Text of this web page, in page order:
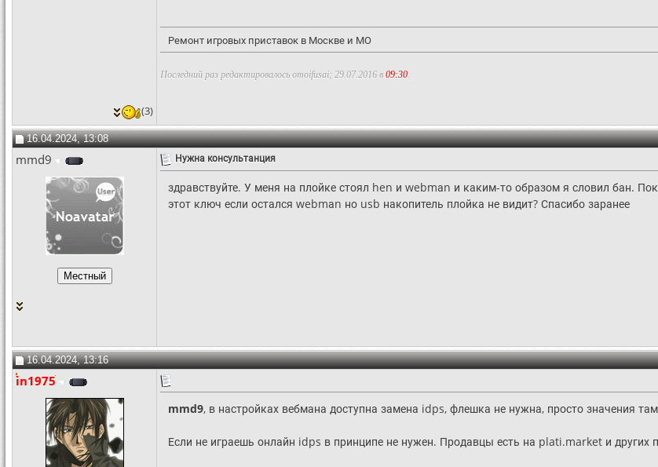
Ремонт игровых приставок в Москве и МО
Последний раз редактировалось omoifusai; 29.07.2016 в 09:30
(3)
16.04.2024, 13:08
mmd9 Нужна консультанция
здравствуйте. У меня на плойке стоял hen и webmаn и каким-то образом я словил бан.
этот ключ если остался webmаn но usb накопитель плойка не видит? Спасибо заранее
16.04.2024, 13:16
in1975
mmd9, в настройках вебмана доступна замена idps, флешка не нужна, просто значения
Если не играешь онлайн idps в принципе не нужен. Продавцы есть на plati.market и других